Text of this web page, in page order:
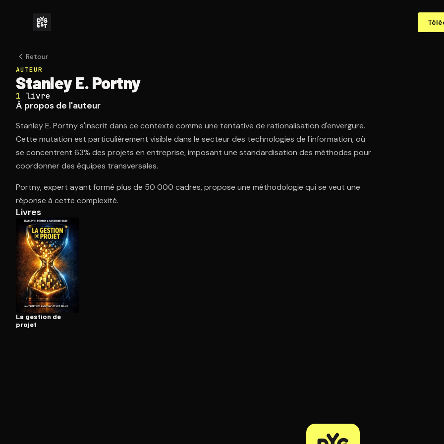
Ouvre l'app Appareil photo, pointe sur le code. C'est gratuit à l'essai.
Retour
AUTEUR
Stanley E. Portny
1 livre
À propos de l'auteur
Stanley E. Portny s'inscrit dans ce contexte comme une tentative de rationalisation d'envergure.
Cette mutation est particulièrement visible dans le secteur des technologies de l'information, où
se concentrent 63% des projets en entreprise, imposant une standardisation des méthodes pour
coordonner des équipes transversales.
Portny, expert ayant formé plus de 50 000 cadres, propose une méthodologie qui se veut une
réponse à cette complexité.
Livres
La gestion de
projet